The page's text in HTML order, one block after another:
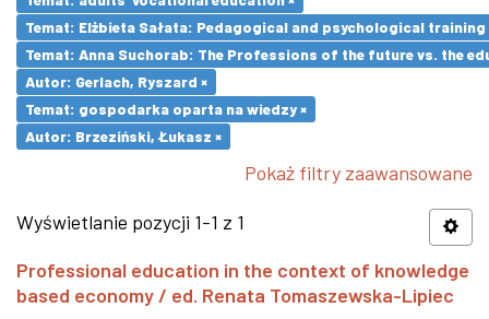
Temat: Elżbieta Sałata: Pedagogical and psychological
Temat: Anna Suchorab: The Professions of the future vs. the
Autor: Gerlach, Ryszard ×
Temat: gospodarka oparta na wiedzy ×
Autor: Brzeziński, Łukasz ×
Pokaż filtry zaawansowane
Wyświetlanie pozycji 1-1 z 1
Professional education in the context of knowledge
based economy / ed. Renata Tomaszewska-Lipiec